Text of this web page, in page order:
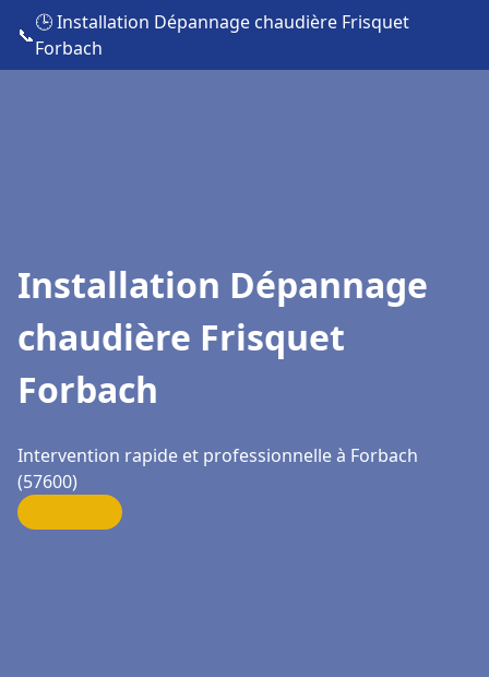
📞
🕒 Installation Dépannage chaudière Frisquet
Forbach
Installation Dépannage
chaudière Frisquet
Forbach
Intervention rapide et professionnelle à Forbach
(57600)